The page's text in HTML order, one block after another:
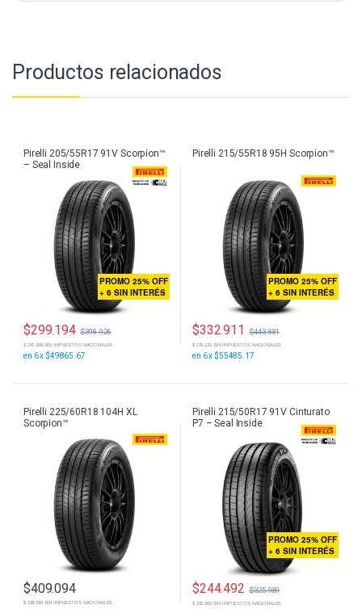
Productos relacionados
Pirelli 205/55R17 91V Scorpion™
– Seal Inside
PROMO 25% OFF
+ 6 SIN INTERÉS
$299.194 $398.926
$ 247.268 SIN IMPUESTOS NACIONALES
en 6 x $49865.67
Pirelli 215/55R18 95H Scorpion™
PROMO 25% OFF
+ 6 SIN INTERÉS
$332.911 $443.881
$ 275.133 SIN IMPUESTOS NACIONALES
en 6 x $55485.17
Pirelli 225/60R18 104H XL
Scorpion™
$409.094
$ 338.094 SIN IMPUESTOS NACIONALES
Pirelli 215/50R17 91V Cinturato
P7 – Seal Inside
PROMO 25% OFF
+ 6 SIN INTERÉS
$244.492 $325.989
$ 202.060 SIN IMPUESTOS NACIONALES